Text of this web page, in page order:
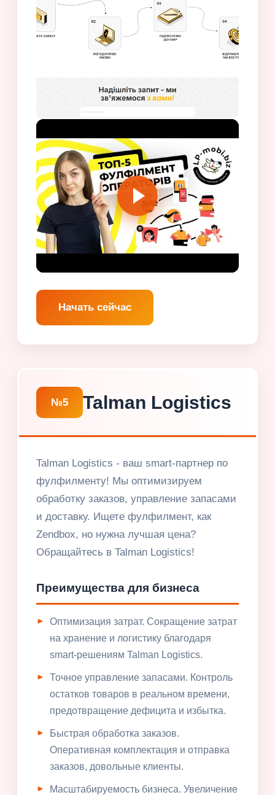
Начать сейчас
№5 Talman Logistics
Talman Logistics - ваш smart-партнер по
фулфилменту! Мы оптимизируем
обработку заказов, управление запасами
и доставку. Ищете фулфилмент, как
Zendbox, но нужна лучшая цена?
Обращайтесь в Talman Logistics!
Преимущества для бизнеса
Оптимизация затрат. Сокращение затрат
на хранение и логистику благодаря
smart-решениям Talman Logistics.
Точное управление запасами. Контроль
остатков товаров в реальном времени,
предотвращение дефицита и избытка.
Быстрая обработка заказов.
Оперативная комплектация и отправка
заказов, довольные клиенты.
Масштабируемость бизнеса. Увеличение